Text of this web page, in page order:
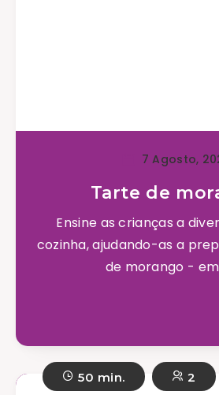
7 Agosto,
Tarte de
Ensine as crianças a
cozinha, ajudando-as a
de morango - em
50 min. 2